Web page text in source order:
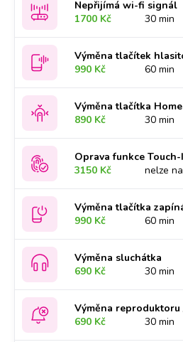
Nepřijímá wi-fi signál
1700 Kč
30 min
Výměna tlačítek
990 Kč
60 min
Výměna tlačítka Home
890 Kč
30 min
Oprava funkce Touch-
3150 Kč
nelze
Výměna tlačítka
990 Kč
60 min
Výměna sluchátka
690 Kč
30 min
Výměna reproduktoru
690 Kč
30 min